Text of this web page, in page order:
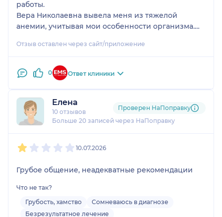
работы.
Вера Николаевна вывела меня из тяжелой
анемии, учитывая мои особенности организма.
мне выйти из моего состояния. Всем желаю ,
будет тебя лечить, а не просто выполнять свой
функционал.
Отзыв оставлен через сайт/приложение
0 Ответ клиники
Елена
10 отзывов
Больше 20 записей через НаПоправку
Проверен НаПоправку
10.07.2026
Грубое общение, неадекватные рекомендации
Что не так?
Грубость, хамство
Сомневаюсь в диагнозе
Безрезультатное лечение